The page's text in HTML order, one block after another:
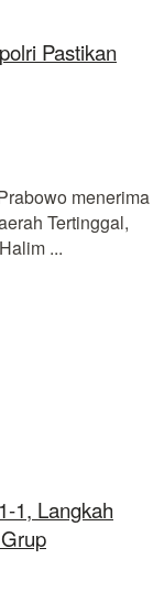
Pastikan
menerima
Tertinggal,
...
1, Langkah